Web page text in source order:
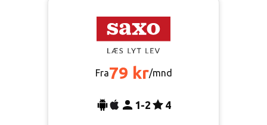
Fra79 kr/mnd
1-2 4